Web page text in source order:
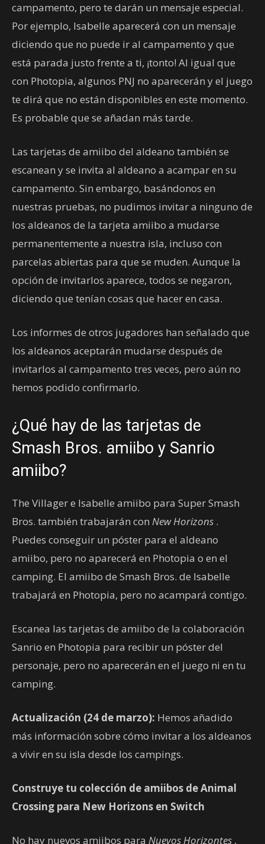
campamento, pero te darán un mensaje especial.
Por ejemplo, Isabelle aparecerá con un mensaje
diciendo que no puede ir al campamento y que
está parada justo frente a ti, ¡tonto! Al igual que
con Photopia, algunos PNJ no aparecerán y el juego
te dirá que no están disponibles en este momento.
Es probable que se añadan más tarde.
Las tarjetas de amiibo del aldeano también se
escanean y se invita al aldeano a acampar en su
campamento. Sin embargo, basándonos en
nuestras pruebas, no pudimos invitar a ninguno de
los aldeanos de la tarjeta amiibo a mudarse
permanentemente a nuestra isla, incluso con
parcelas abiertas para que se muden. Aunque la
opción de invitarlos aparece, todos se negaron,
diciendo que tenían cosas que hacer en casa.
Los informes de otros jugadores han señalado que
los aldeanos aceptarán mudarse después de
invitarlos al campamento tres veces, pero aún no
hemos podido confirmarlo.
¿Qué hay de las tarjetas de
Smash Bros. amiibo y Sanrio
amiibo?
The Villager e Isabelle amiibo para Super Smash
Bros. también trabajarán con New Horizons .
Puedes conseguir un póster para el aldeano
amiibo, pero no aparecerá en Photopia o en el
camping. El amiibo de Smash Bros. de Isabelle
trabajará en Photopia, pero no acampará contigo.
Escanea las tarjetas de amiibo de la colaboración
Sanrio en Photopia para recibir un póster del
personaje, pero no aparecerán en el juego ni en tu
camping.
Actualización (24 de marzo): Hemos añadido
más información sobre cómo invitar a los aldeanos
a vivir en su isla desde los campings.
Construye tu colección de amiibos de Animal
Crossing para New Horizons en Switch
No hay nuevos amiibos para Nuevos Horizontes ,